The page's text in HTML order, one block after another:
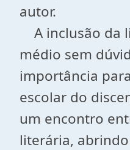
A inclusão da
médio sem
importância
escolar do
um encontro
literária,